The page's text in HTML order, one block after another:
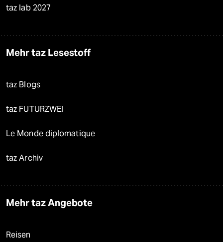
taz lab 2027
Mehr taz Lesestoff
taz Blogs
taz FUTURZWEI
Le Monde diplomatique
taz Archiv
Mehr taz Angebote
Reisen